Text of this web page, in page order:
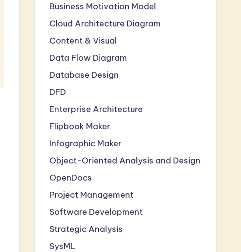
Business Motivation Model
Cloud Architecture Diagram
Content & Visual
Data Flow Diagram
Database Design
DFD
Enterprise Architecture
Flipbook Maker
Infographic Maker
Object-Oriented Analysis and Design
OpenDocs
Project Management
Software Development
Strategic Analysis
SysML